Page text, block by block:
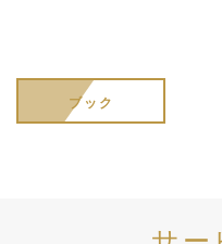
ブック